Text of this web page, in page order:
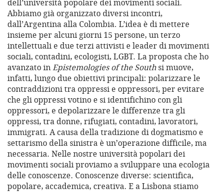
dell’università popolare dei movimenti sociali.
Abbiamo già organizzato diversi incontri,
dall’Argentina alla Colombia. L’idea è di mettere
insieme per alcuni giorni 15 persone, un terzo
intellettuali e due terzi attivisti e leader di movimenti
sociali, contadini, ecologisti, LGBT. La proposta che ho
avanzato inEpistemologies of the Southsi muove,
infatti, lungo due obiettivi principali: polarizzare le
contraddizioni tra oppressi e oppressori, per evitare
che gli oppressi votino e si identifichino con gli
oppressori, e depolarizzare le differenze tra gli
oppressi, tra donne, rifugiati, contadini, lavoratori,
immigrati. A causa della tradizione di dogmatismo e
settarismo della sinistra è un’operazione difficile, ma
necessaria. Nelle nostre università popolari dei
movimenti sociali proviamo a sviluppare una ecologia
delle conoscenze. Conoscenze diverse: scientifica,
popolare, accademica, creativa. E a Lisbona stiamo